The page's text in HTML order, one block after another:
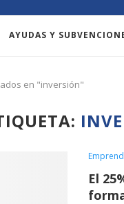
AYUDAS Y
en "inversión"
El